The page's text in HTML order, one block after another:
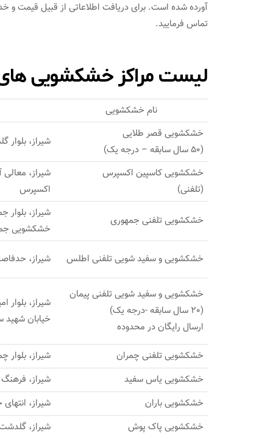
آورده شده است. برای دریافت اطلاعاتی از قبیل قیمت
تماس فرمایید.
لیست مراکز خشکشویی
نام خشکشویی
خشکشویی قصر طلایی
(50 سال سابقه – درجه یک)
شیراز، بلوار
خشکشویی کاسپین اکسپرس
(تلفنی)
شیراز،
اکسپرس
خشکشویی تلفنی جمهوری
خشکشویی
خشکشویی و سفید شویی تلفنی اطلس شیراز،
خشکشویی و سفید شویی تلفنی پیمان
(20 سال سابقه -درجه یک)
ارسال رایگان در محدوده
شیراز، بلوار
خیابان شهید
خشکشویی تلفنی چمران
شیراز،
خشکشویی یاس سفید
شیراز، فرهنگ
خشکشویی باران
شیراز، انتهای
خشکشویی پاک پوش
شیراز،